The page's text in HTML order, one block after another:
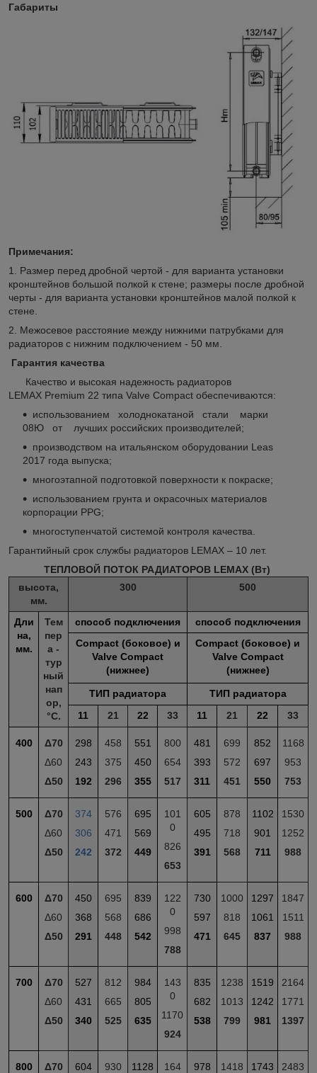
Габариты
Примечания:
1. Размер перед дробной чертой - для варианта установки
кронштейнов большой полкой к стене; размеры после дробной
черты - для варианта установки кронштейнов малой полкой к
стене.
2. Межосевое расстояние между нижними патрубками для
радиаторов с нижним подключением - 50 мм.
Гарантия качества
Качество и высокая надежность радиаторов
LEMAX Premium 22 типа Valve Compact обеспечиваются:
использованием холоднокатаной стали марки
08Ю от лучших российских производителей;
производством на итальянском оборудовании Leas
2017 года выпуска;
многоэтапной подготовкой поверхности к покраске;
использованием грунта и окрасочных материалов
корпорации PPG;
многоступенчатой системой контроля качества.
Гарантийный срок службы радиаторов LEMAX – 10 лет.
ТЕПЛОВОЙ ПОТОК РАДИАТОРОВ LEMAX (Вт)
высота,
мм.
300 500
Дли
на,
мм.
Тем
пер
а -
тур
ный
нап
ор,
°С.
способ подключения
способ подключения
Compact (боковое) и
Valve Compact
(нижнее)
Compact (боковое) и
Valve Compact
(нижнее)
ТИП радиатора
ТИП радиатора
11
21 22 33 11 21 22 33
400
Δ70
Δ60
Δ50
298
243
192
458
375
296
551
450
355
800
654
517
481
393
311
699
572
451
852
697
550
1168
953
753
500
Δ70
Δ60
Δ50
374
306
242
576
471
372
695
569
449
101
0
826
653
605
495
391
878
718
568
1102
901
711
1530
1252
988
600
Δ70
Δ60
Δ50
450
368
291
695
568
448
839
686
542
122
0
998
788
730
597
471
1000
818
645
1297
1061
837
1847
1511
988
700
Δ70
Δ60
Δ50
527
431
340
812
665
525
984
805
635
143
0
1170
924
835
682
538
1238
1013
799
1519
1242
981
2164
1771
1397
800 Δ70 604 930 1128 164 978 1418 1743 2483